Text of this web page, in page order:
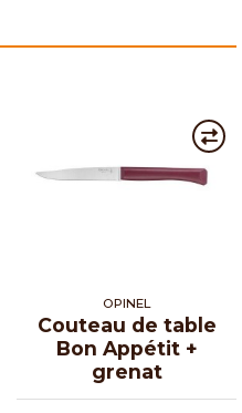
OPINEL
Couteau de table
Bon Appétit +
grenat